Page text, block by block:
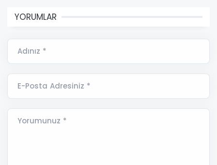
YORUMLAR
Adınız *
E-Posta Adresiniz *
Yorumunuz *